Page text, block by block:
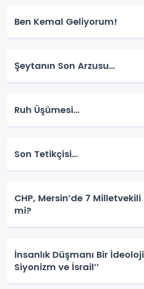
Ben Kemal Geliyorum!
Şeytanın Son Arzusu…
Ruh Üşümesi…
Son Tetikçisi…
CHP, Mersin’de 7
mi?
İnsanlık Düşmanı Bir
Siyonizm ve İsrail’’